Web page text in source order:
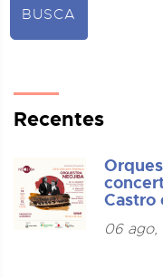
BUSCA
Recentes
Castro
06 ago,